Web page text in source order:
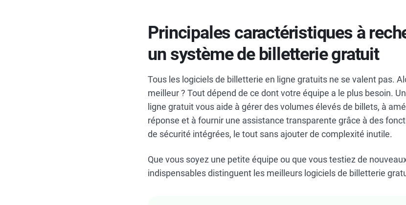
Principales caractéristiques à
un système de billetterie gratuit
Tous les logiciels de billetterie en ligne gratuits ne se valent pas.
meilleur ? Tout dépend de ce dont votre équipe a le plus besoin.
ligne gratuit vous aide à gérer des volumes élevés de billets, à
réponse et à fournir une assistance transparente grâce à des
de sécurité intégrées, le tout sans ajouter de complexité inutile.
Que vous soyez une petite équipe ou que vous testiez de
indispensables distinguent les meilleurs logiciels de billetterie